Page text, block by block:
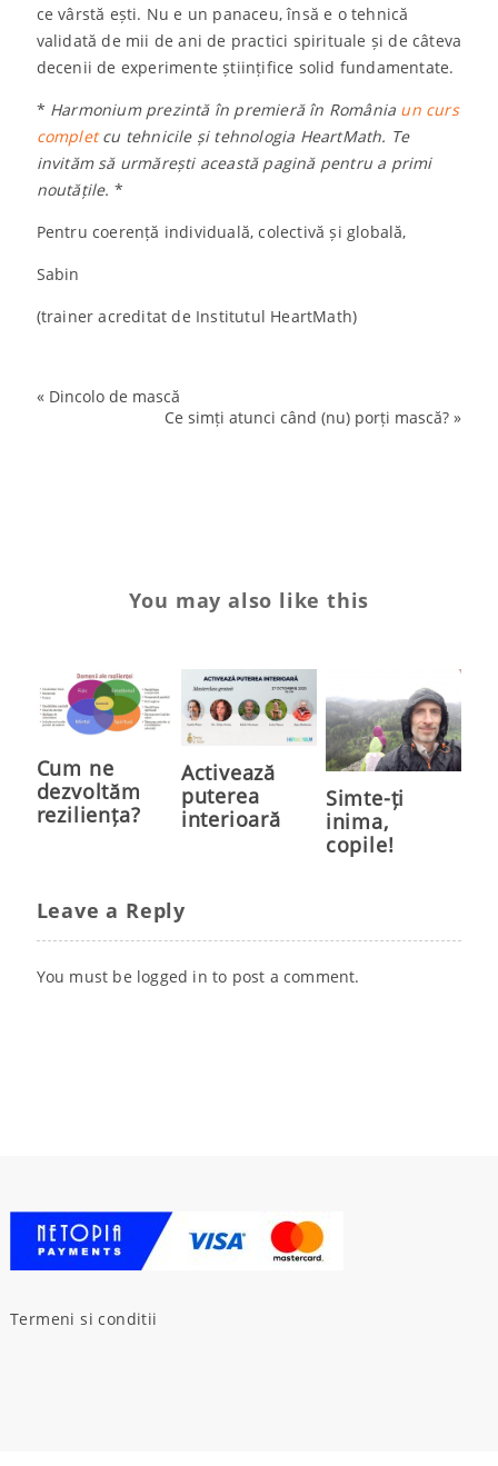
ce vârstă ești. Nu e un panaceu, însă e o tehnică
validată de mii de ani de practici spirituale și de câteva
decenii de experimente științifice solid fundamentate.
* Harmonium prezintă în premieră în România un curs
completcu tehnicile și tehnologia HeartMath. Te
invităm să urmărești această pagină pentru a primi
noutățile. *
Pentru coerență individuală, colectivă și globală,
Sabin
(trainer acreditat de Institutul HeartMath)
« Dincolo de mască
Ce simți atunci când (nu) porți mască? »
You may also like this
Cum ne
dezvoltăm
reziliența?
Activează
puterea
interioară
Simte-ți
inima,
copile!
Leave a Reply
You must be logged in to post a comment.
Termeni si conditii